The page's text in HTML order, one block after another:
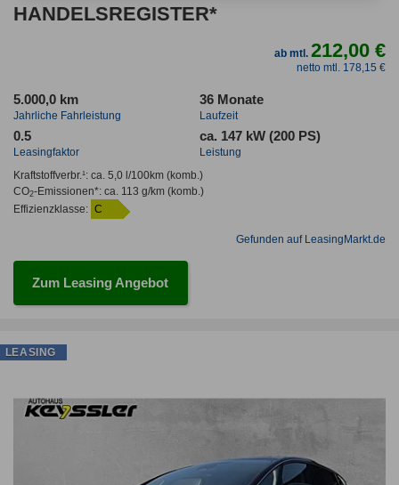
HANDELSREGISTER*
ab mtl.212,00 €
netto mtl. 178,15 €
5.000,0 km
Jahrliche Fahrleistung
36 Monate
Laufzeit
0.5
Leasingfaktor
ca. 147 kW (200 PS)
Leistung
Kraftstoffverbr.¹: ca. 5,0 l/100km(komb.)
CO2-Emissionen*: ca. 113 g/km(komb.)
Effizienzklasse: C
Gefunden auf LeasingMarkt.de
Zum Leasing Angebot
LEASING